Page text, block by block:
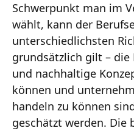
Schwerpunkt man im
wählt, kann der
unterschiedlichsten
grundsätzlich gilt –
und nachhaltige
können und
handeln zu können
geschätzt werden. Die